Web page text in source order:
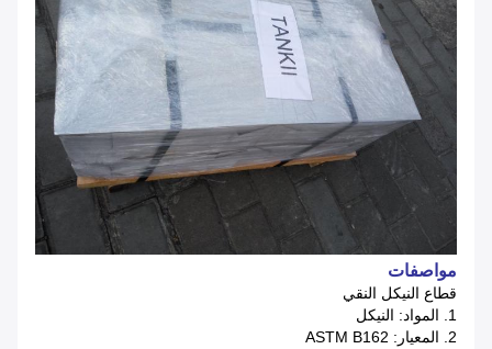
مواصفات
قطاع النيكل النقي
1. المواد: النيكل
2. المعيار: ASTM B162